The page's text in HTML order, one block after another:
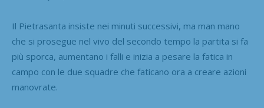
Il Pietrasanta insiste nei minuti successivi, ma man mano
che si prosegue nel vivo del secondo tempo la partita si fa
più sporca, aumentano i falli e inizia a pesare la fatica in
campo con le due squadre che faticano ora a creare azioni
manovrate.